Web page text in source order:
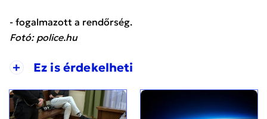
- fogalmazott a rendőrség.
Fotó: police.hu
+ Ez is érdekelheti